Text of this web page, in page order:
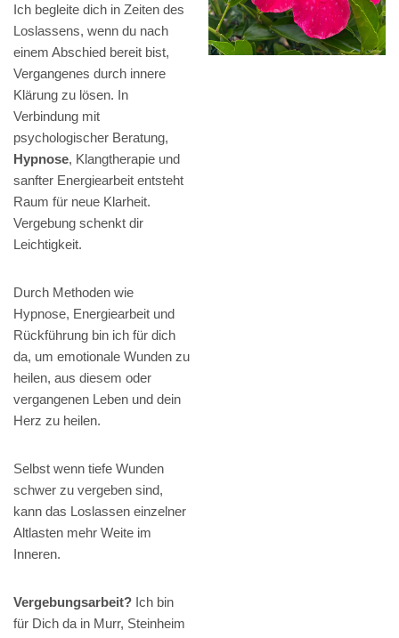
Ich begleite dich in Zeiten des
Loslassens, wenn du nach
einem Abschied bereit bist,
Vergangenes durch innere
Klärung zu lösen. In
Verbindung mit
psychologischer Beratung,
Hypnose, Klangtherapie und
sanfter Energiearbeit entsteht
Raum für neue Klarheit.
Vergebung schenkt dir
Leichtigkeit.
Durch Methoden wie
Hypnose, Energiearbeit und
Rückführung bin ich für dich
da, um emotionale Wunden zu
heilen, aus diesem oder
vergangenen Leben und dein
Herz zu heilen.
Selbst wenn tiefe Wunden
schwer zu vergeben sind,
kann das Loslassen einzelner
Altlasten mehr Weite im
Inneren.
Vergebungsarbeit? Ich bin
für Dich da in Murr, Steinheim